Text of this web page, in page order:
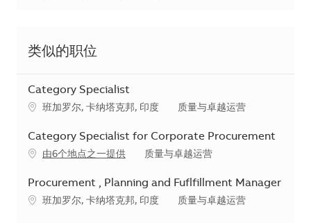
类似的职位
Category Specialist
地点班加罗尔, 卡纳塔克邦, 印度 类别
质量与卓越运营
Category Specialist for Corporate Procurement
由6个地点之一提供 类别
质量与卓越运营
Procurement , Planning and Fuflfillment Manager
地点班加罗尔, 卡纳塔克邦, 印度 类别
质量与卓越运营